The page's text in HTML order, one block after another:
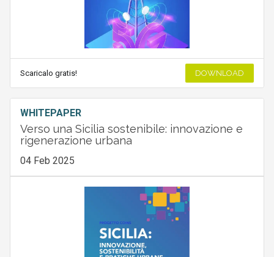
Scaricalo gratis! DOWNLOAD
WHITEPAPER
Verso una Sicilia sostenibile: innovazione e
rigenerazione urbana
04 Feb 2025